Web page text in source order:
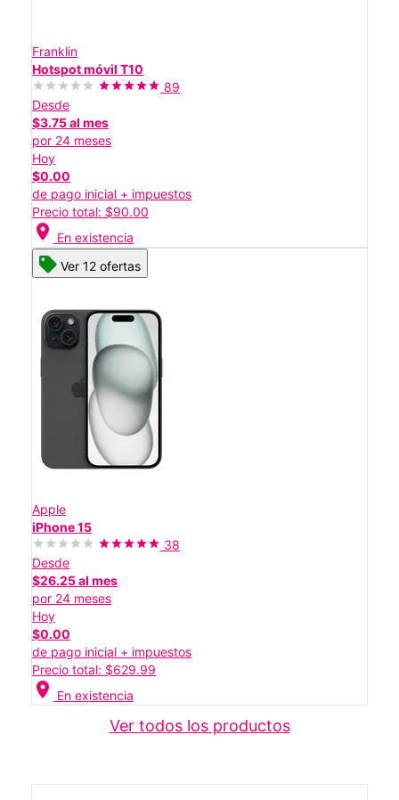
Franklin
Hotspot móvil T10
89
Desde
$3.75 al mes
por 24 meses
Hoy
$0.00
de pago inicial + impuestos
Precio total: $90.00
location_on En existencia
Ver 12 ofertas
Apple
iPhone 15
38
Desde
$26.25 al mes
por 24 meses
Hoy
$0.00
de pago inicial + impuestos
Precio total: $629.99
location_on En existencia
Ver todos los productos